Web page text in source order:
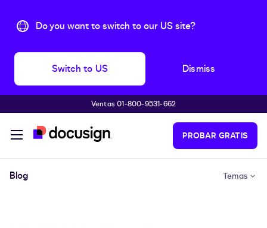
Do you want to switch to our US site?
Switch to US Dismiss
Accede al contenido principalVentas 01-800-9531-662
PROBAR GRATIS
Blog Temas